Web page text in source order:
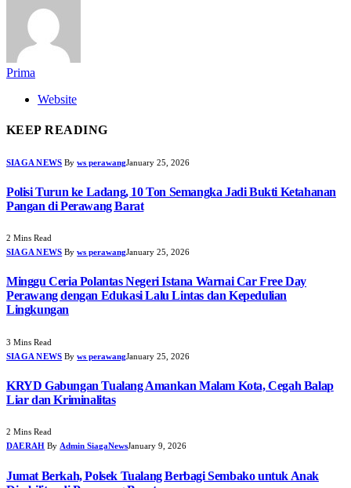
Prima
Website
KEEP READING
SIAGA NEWS By ws perawangJanuary 25, 2026
Polisi Turun ke Ladang, 10 Ton Semangka Jadi Bukti Ketahanan
Pangan di Perawang Barat
2 Mins Read
SIAGA NEWS By ws perawangJanuary 25, 2026
Minggu Ceria Polantas Negeri Istana Warnai Car Free Day
Perawang dengan Edukasi Lalu Lintas dan Kepedulian
Lingkungan
3 Mins Read
SIAGA NEWS By ws perawangJanuary 25, 2026
KRYD Gabungan Tualang Amankan Malam Kota, Cegah Balap
Liar dan Kriminalitas
2 Mins Read
DAERAH By Admin SiagaNewsJanuary 9, 2026
Jumat Berkah, Polsek Tualang Berbagi Sembako untuk Anak